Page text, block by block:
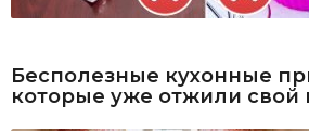
Бесполезные кухонные
которые уже отжили свой